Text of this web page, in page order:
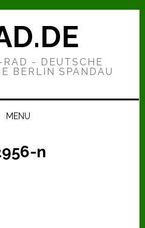
- DEUTSCHE
BERLIN SPANDAU
MENU
n